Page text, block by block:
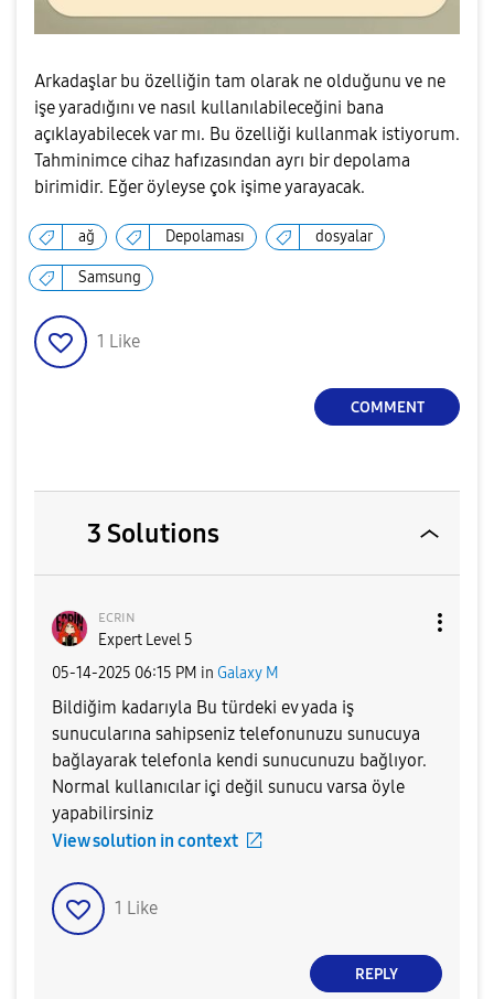
Arkadaşlar bu özelliğin tam olarak ne olduğunu ve ne
işe yaradığını ve nasıl kullanılabileceğini bana
açıklayabilecek var mı. Bu özelliği kullanmak istiyorum.
Tahminimce cihaz hafızasından ayrı bir depolama
birimidir. Eğer öyleyse çok işime yarayacak.
ağ Depolaması dosyalar
Samsung
1 Like
COMMENT
3 Solutions
ᴇᴄʀɪɴ
Expert Level 5
‎05-14-2025 06:15 PM in Galaxy M
Bildiğim kadarıyla Bu türdeki ev yada iş
sunucularına sahipseniz telefonunuzu sunucuya
bağlayarak telefonla kendi sunucunuzu bağlıyor.
Normal kullanıcılar içi değil sunucu varsa öyle
yapabilirsiniz
View solution in context
1 Like
REPLY